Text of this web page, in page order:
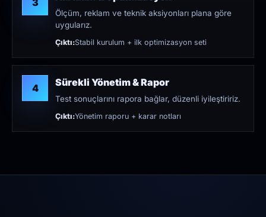
3
Ölçüm, reklam ve teknik aksiyonları plana göre
uygularız.
Çıktı:Stabil kurulum + ilk optimizasyon seti
4 Sürekli Yönetim & Rapor
Test sonuçlarını rapora bağlar, düzenli iyileştiririz.
Çıktı:Yönetim raporu + karar notları